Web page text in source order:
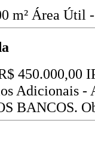
m² Área Útil
450.000,00
Adicionais
BANCOS.